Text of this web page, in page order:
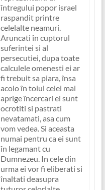
întregului popor israel
raspandit printre
celelalte neamuri.
Aruncati în cuptorul
suferintei si al
persecutiei, dupa toate
calculele omenesti ei ar
fi trebuit sa piara, însa
acolo în toiul celei mai
aprige încercari ei sunt
ocrotiti si pastrati
nevatamati, asa cum
vom vedea. Si aceasta
numai pentru ca ei sunt
în legamant cu
Dumnezeu. In cele din
urma ei vor fi eliberati si
înaltati deasupra